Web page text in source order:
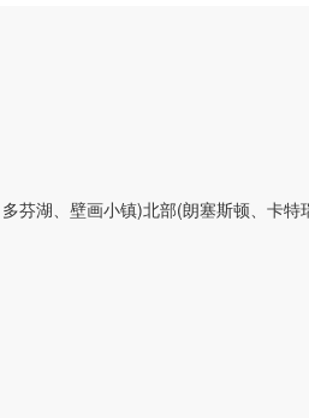
芬湖、壁画小镇)北部(朗塞斯顿、卡特